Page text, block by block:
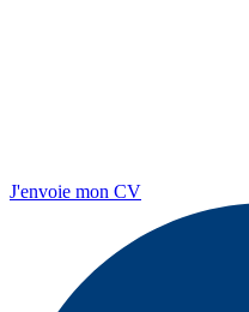
J'envoie mon CV